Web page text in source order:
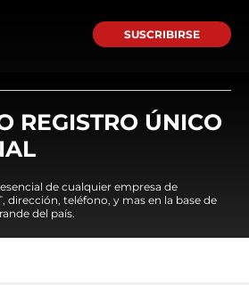
SUSCRIBIRSE
REGISTRO ÚNICO
de cualquier empresa de
dirección, teléfono, y mas en la base de
del país.